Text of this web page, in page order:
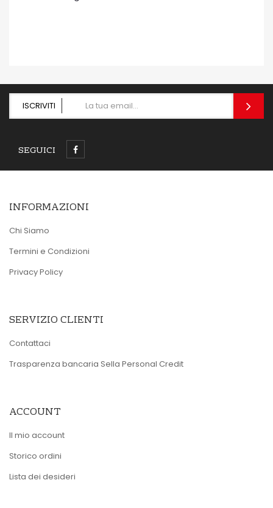
ISCRIVITI
SEGUICI
INFORMAZIONI
Chi Siamo
Termini e Condizioni
Privacy Policy
SERVIZIO CLIENTI
Contattaci
Trasparenza bancaria Sella Personal Credit
ACCOUNT
Il mio account
Storico ordini
Lista dei desideri